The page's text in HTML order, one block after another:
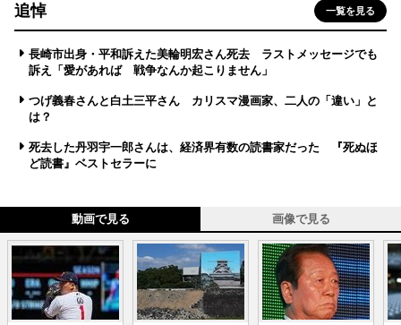
追悼 一覧を見る
長崎市出身・平和訴えた美輪明宏さん死去 ラストメッセージでも
訴え「愛があれば 戦争なんか起こりません」
つげ義春さんと白土三平さん カリスマ漫画家、二人の「違い」と
は？
死去した丹羽宇一郎さんは、経済界有数の読書家だった 『死ぬほ
ど読書』ベストセラーに
動画で見る 画像で見る